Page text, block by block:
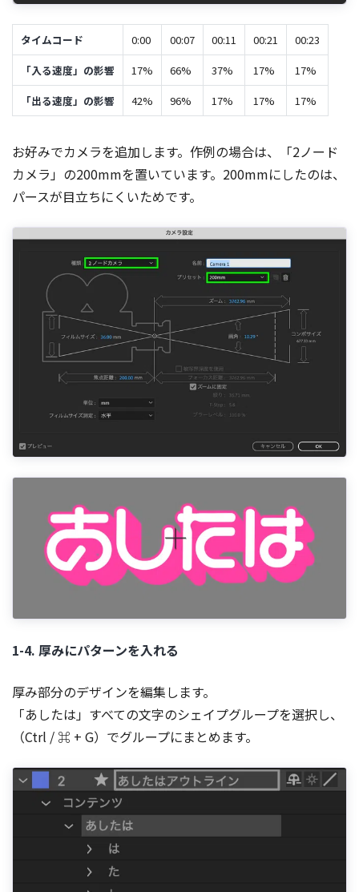
タイムコード 0:00 00:07 00:11 00:21
00:23
「入る速度」の影響
17% 66% 37% 17%
17%
「出る速度」の影響
42% 96% 17% 17% 17%
お好みでカメラを追加します。作例の場合は、「2ノード
カメラ」の200mmを置いています。200mmにしたのは、
パースが目立ちにくいためです。
1-4. 厚みにパターンを入れる
厚み部分のデザインを編集します。
「あしたは」すべての文字のシェイプグループを選択し、
（Ctrl / ⌘ + G）でグループにまとめます。